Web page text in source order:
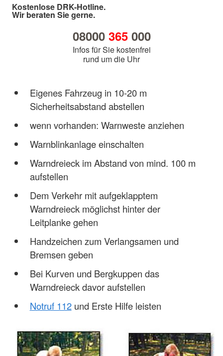
Kostenlose DRK-Hotline.
Wir beraten Sie gerne.
08000 365000
Infos für Sie kostenfrei
rund um die Uhr
Eigenes Fahrzeug in 10-20 m
Sicherheitsabstand abstellen
wenn vorhanden: Warnweste anziehen
Warnblinkanlage einschalten
Warndreieck im Abstand von mind. 100 m
aufstellen
Dem Verkehr mit aufgeklapptem
Warndreieck möglichst hinter der
Leitplanke gehen
Handzeichen zum Verlangsamen und
Bremsen geben
Bei Kurven und Bergkuppen das
Warndreieck davor aufstellen
Notruf 112und Erste Hilfe leisten